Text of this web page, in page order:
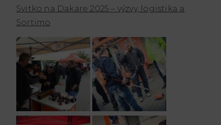
Svitko na Dakare 2025 – výzvy, logistika a
Sortimo